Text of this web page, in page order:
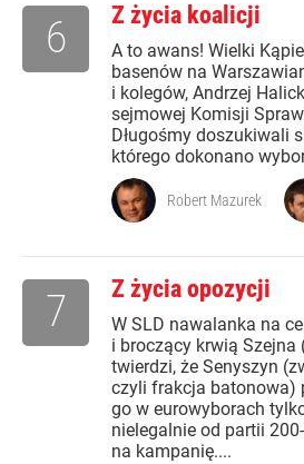
Z życia koalicji
A to awans! Wielki
basenów na
i kolegów, Andrzej
sejmowej Komisji
Długośmy doszukiwali
którego dokonano
6
Robert Mazurek
Z życia opozycji
W SLD nawalanka na
i broczący krwią
twierdzi, że Senyszyn
czyli frakcja batonowa)
go w eurowyborach
nielegalnie od partii
na kampanię....
7